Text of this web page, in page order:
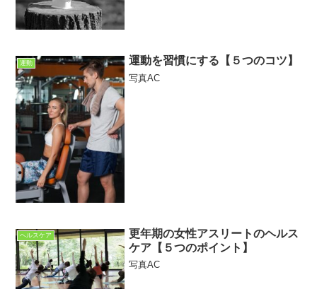
運動 運動を習慣にする【５つのコツ】
写真AC
ヘルスケア
更年期の女性アスリートのヘルス
ケア【５つのポイント】
写真AC